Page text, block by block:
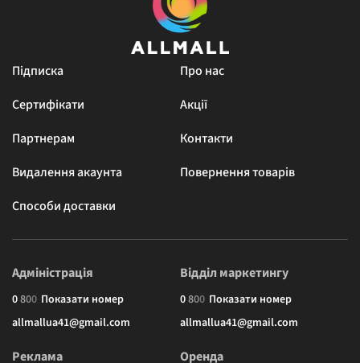
Підписка
Про нас
Сертифікати
Акції
Партнерам
Контакти
Видалення акаунта
Повернення товарів
Способи доставки
Адміністрація
0800 Показати номер
allmallua41@gmail.com
Відділ маркетингу
0800 Показати номер
allmallua41@gmail.com
Реклама Оренда